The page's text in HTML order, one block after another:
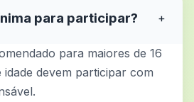
para participar? +
para maiores de 16
devem participar com